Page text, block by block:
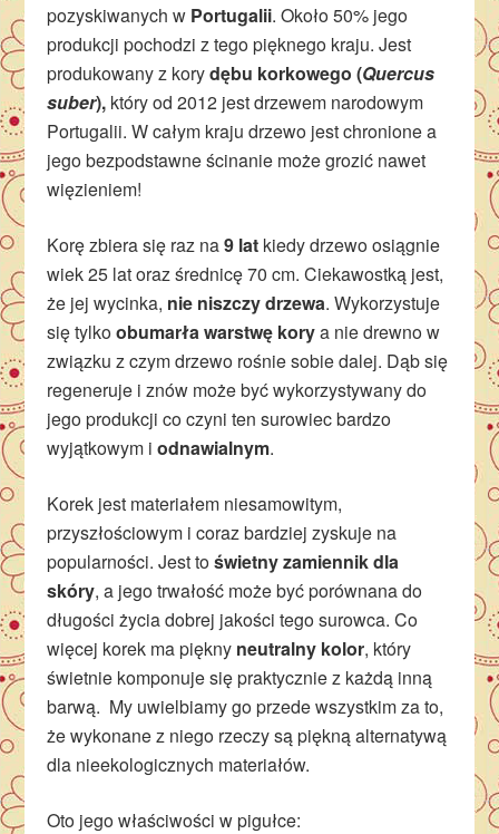
pozyskiwanych w Portugalii. Około 50% jego
produkcji pochodzi z tego pięknego kraju. Jest
produkowany z korydębu korkowego (Quercus
suber), który od 2012 jest drzewem narodowym
Portugalii. W całym kraju drzewo jest chronione a
jego bezpodstawne ścinanie może grozić nawet
więzieniem!
Korę zbiera się raz na9 lat kiedy drzewo osiągnie
wiek 25 lat oraz średnicę 70 cm. Ciekawostką jest,
że jej wycinka, nie niszczy drzewa. Wykorzystuje
się tylkoobumarła warstwę korya nie drewno w
związku z czym drzewo rośnie sobie dalej. Dąb się
regeneruje i znów może być wykorzystywany do
jego produkcji co czyni ten surowiec bardzo
wyjątkowym iodnawialnym.
Korek jest materiałem niesamowitym,
przyszłościowym i coraz bardziej zyskuje na
popularności. Jest toświetny zamiennik dla
skóry, a jego trwałość może być porównana do
długości życia dobrej jakości tego surowca. Co
więcej korek ma piękny neutralny kolor, który
świetnie komponuje się praktycznie z każdą inną
barwą. My uwielbiamy go przede wszystkim za to,
że wykonane z niego rzeczy są piękną alternatywą
dla nieekologicznych materiałów.
Oto jego właściwości w pigułce: